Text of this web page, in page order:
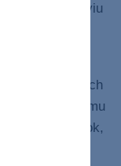
vášmu zdraviu
niektorých
zostavíte, vášmu
železo, zinok,